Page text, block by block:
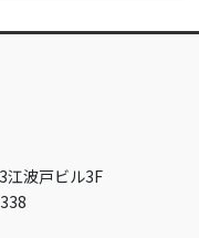
江波戸ビル3F